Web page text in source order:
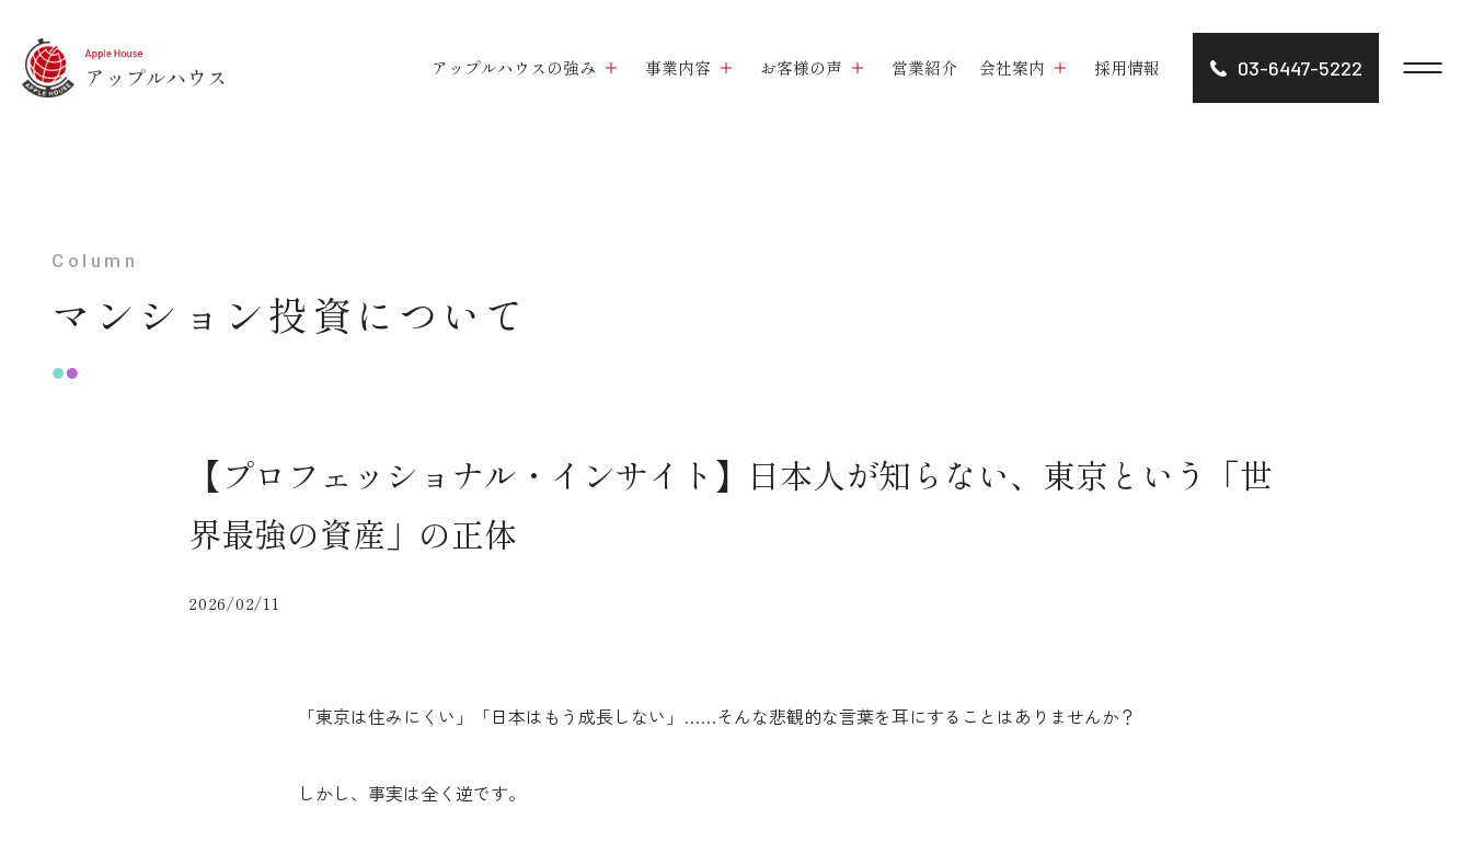
アップルハウスの強み 事業内容 お客様の声 営業紹介 会社案内 採用情報 03-6447-5222
Column
マンション投資について
【プロフェッショナル・インサイト】日本人が知らない、東京という「世
界最強の資産」の正体
2026/02/11
「東京は住みにくい」「日本はもう成長しない」……そんな悲観的な言葉を耳にすることはありませんか？
しかし、事実は全く逆です。